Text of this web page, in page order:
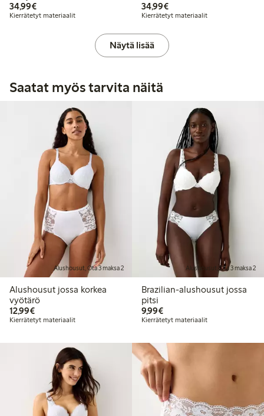
34,99€34,99 €
Kierrätetyt materiaalit
34,99€34,99 €
Kierrätetyt materiaalit
Näytä lisää
Saatat myös tarvita näitä
Alushousut, Ota 3 maksa 2
Alushousut jossa korkea
vyötärö
12,99€12,99 €
Kierrätetyt materiaalit
Alushousut, Ota 3 maksa 2
Brazilian-alushousut jossa
pitsi
9,99€9,99 €
Kierrätetyt materiaalit